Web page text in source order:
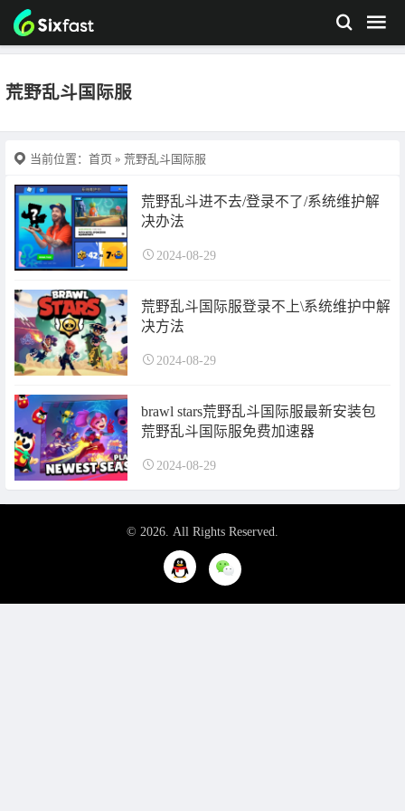
荒野乱斗国际服
当前位置： 首页 » 荒野乱斗国际服
荒野乱斗进不去/登录不了/系统维护解
决办法
2024-08-29
荒野乱斗国际服登录不上\系统维护中解
决方法
2024-08-29
brawl stars荒野乱斗国际服最新安装包
荒野乱斗国际服免费加速器
2024-08-29
© 2026. All Rights Reserved.